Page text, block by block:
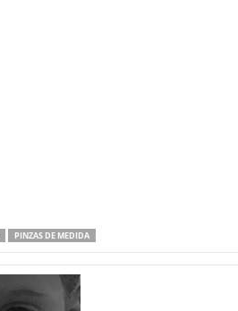
PINZAS DE MEDIDA